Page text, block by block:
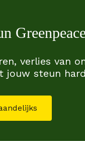
verlies van
jouw steun